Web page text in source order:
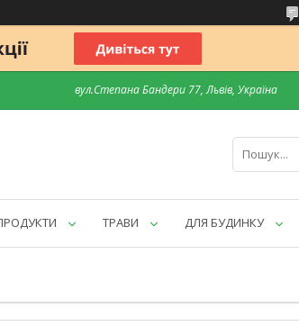
вул.Степана Бандери 77, Львів, Україна
ТРАВИ ДЛЯ БУДИНКУ